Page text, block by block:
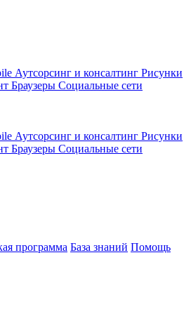
Аутсорсинг и консалтинг Рисунки
Браузеры Социальные сети
Аутсорсинг и консалтинг Рисунки
Браузеры Социальные сети
программа База знаний Помощь